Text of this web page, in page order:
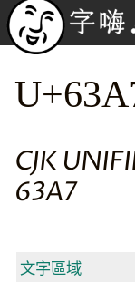
CJK
63A7
文字區域